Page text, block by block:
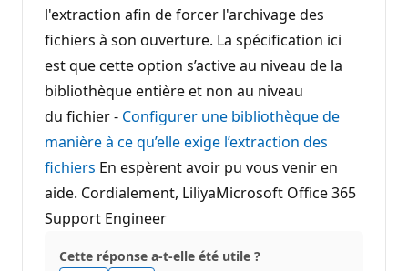
l'extraction afin de forcer l'archivage des
fichiers à son ouverture. La spécification ici
est que cette option s’active au niveau de la
bibliothèque entière et non au niveau
du fichier - Configurer une bibliothèque de
manière à ce qu’elle exige l’extraction des
fichiers En espèrent avoir pu vous venir en
aide. Cordialement, LiliyaMicrosoft Office 365
Support Engineer
Cette réponse a-t-elle été utile ?